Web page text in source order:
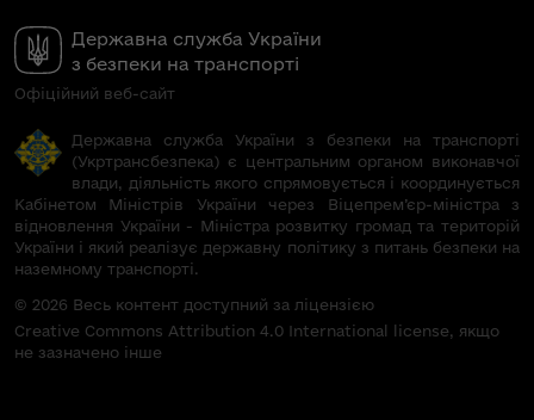
Державна служба України
з безпеки на транспорті
Офіційний веб-сайт
Державна служба України з безпеки на транспорті
(Укртрансбезпека) є центральним органом виконавчої
влади, діяльність якого спрямовується і координується
Кабінетом Міністрів України через Віцепрем’єр-міністра з
відновлення України - Міністра розвитку громад та територій
України і який реалізує державну політику з питань безпеки на
наземному транспорті.
© 2026 Весь контент доступний за ліцензією
Creative Commons Attribution 4.0 International license, якщо
не зазначено інше